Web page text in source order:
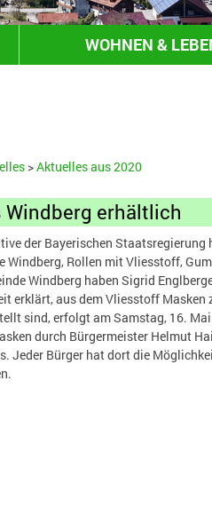
WOHNEN &
>Aktuelles aus 2020
Windberg erhältlich
der Bayerischen Staatsregierung
Windberg, Rollen mit Vliesstoff,
Windberg haben Sigrid
erklärt, aus dem Vliesstoff Masken
sind, erfolgt am Samstag, 16.
durch Bürgermeister Helmut
Jeder Bürger hat dort die